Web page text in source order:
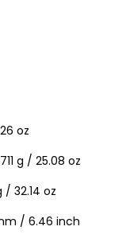
oz
g / 25.08 oz
32.14 oz
/ 6.46 inch